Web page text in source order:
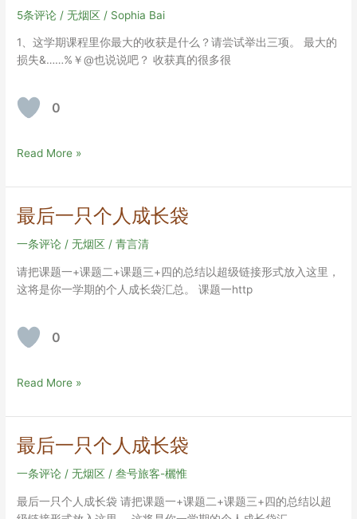
5条评论 /无烟区 / Sophia Bai
1、这学期课程里你最大的收获是什么？请尝试举出三项。 最大的
损失&……%￥@也说说吧？ 收获真的很多很
0
北
相
思
的
一
只
人
成
袋
Read More »
最后一只个人成长袋
一条评论 /无烟区 /青言清
请把课题一+课题二+课题三+四的总结以超级链接形式放入这里，
这将是你一学期的个人成长袋汇总。 课题一http
0
最
一
只
个
长
Read More »
最后一只个人成长袋
一条评论 /无烟区 /叁号旅客-欐惟
最后一只个人成长袋 请把课题一+课题二+课题三+四的总结以超